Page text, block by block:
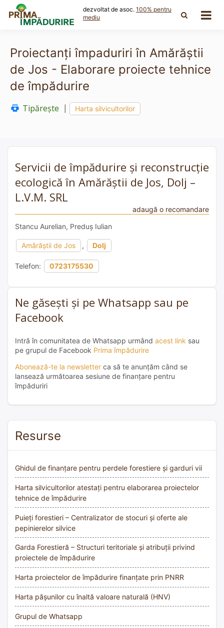
content
dezvoltat de asoc. 100% pentru
mediu
Proiectanți împaduriri în Amărăștii
de Jos - Elaborare proiecte tehnice
de împădurire
Tipărește Harta silvicultorilor
Servicii de împădurire și reconstrucție
ecologică în Amărăștii de Jos, Dolj –
L.V.M. SRL
adaugă o recomandare
Stancu Aurelian, Preduș Iulian
Amărăștii de Jos , Dolj
Telefon: 0723175530
Ne găsești și pe Whatsapp sau pe
Facebook
Intră în comunitatea de Whatsapp urmând acest link sau
pe grupul de Facebook Prima împădurire
Abonează-te la newsletter ca să te anunțăm când se
lansează următoarea sesiune de finanțare pentru
împăduriri
Resurse
Ghidul de finanțare pentru perdele forestiere și garduri vii
Harta silvicultorilor atestați pentru elaborarea proiectelor
tehnice de împădurire
Puieți forestieri – Centralizator de stocuri și oferte ale
pepinierelor silvice
Garda Forestieră – Structuri teritoriale și atribuții privind
proiectele de împădurire
Harta proiectelor de împădurire finanțate prin PNRR
Harta pășunilor cu înaltă valoare naturală (HNV)
Grupul de Whatsapp